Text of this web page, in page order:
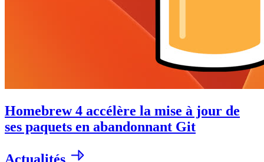
Homebrew 4 accélère la mise à jour de
ses paquets en abandonnant Git